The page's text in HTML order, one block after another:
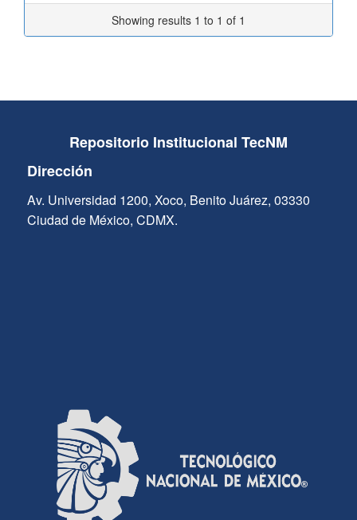
Showing results 1 to 1 of 1
Repositorio Institucional TecNM
Dirección
Av. Universidad 1200, Xoco, Benito Juárez, 03330
Ciudad de México, CDMX.